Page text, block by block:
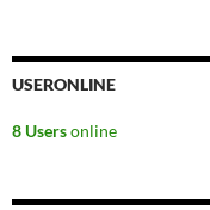
USERONLINE
8 Usersonline